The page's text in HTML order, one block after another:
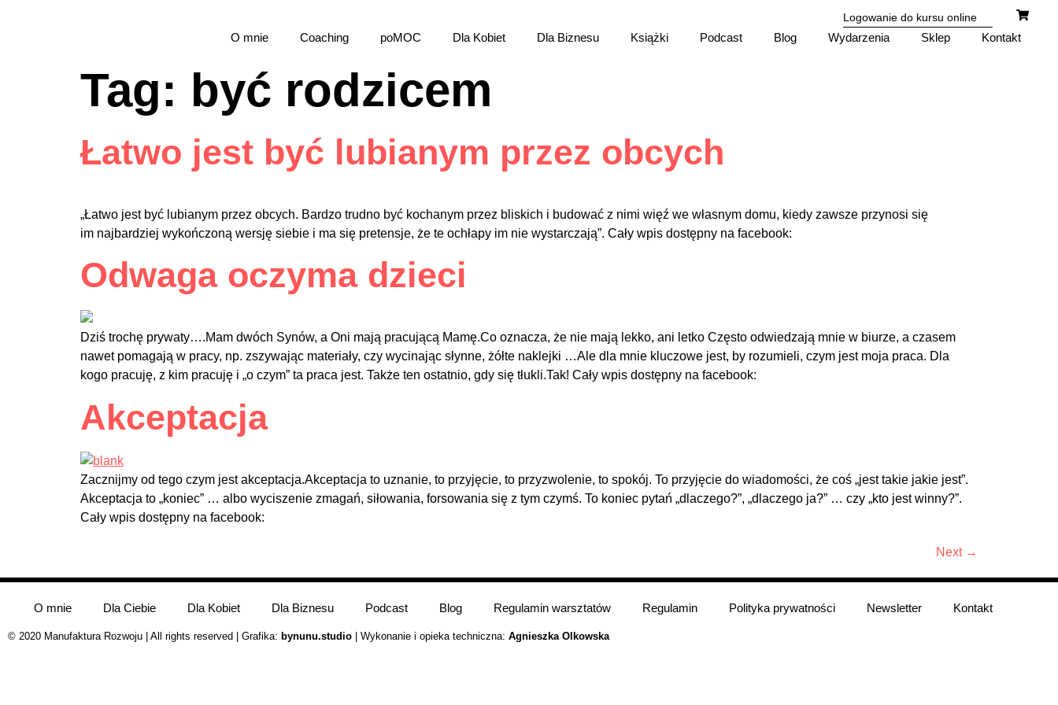
Logowanie do kursu online
O mnie Coaching poMOC Dla Kobiet Dla Biznesu Książki Podcast Blog Wydarzenia Sklep Kontakt
Tag: być rodzicem
Łatwo jest być lubianym przez obcych
„Łatwo jest być lubianym przez obcych. Bardzo trudno być kochanym przez bliskich i budować z nimi więź we własnym domu, kiedy zawsze przynosi się
im najbardziej wykończoną wersję siebie i ma się pretensje, że te ochłapy im nie wystarczają”. Cały wpis dostępny na facebook:
Odwaga oczyma dzieci
Dziś trochę prywaty….Mam dwóch Synów, a Oni mają pracującą Mamę.Co oznacza, że nie mają lekko, ani letko Często odwiedzają mnie w biurze, a czasem
nawet pomagają w pracy, np. zszywając materiały, czy wycinając słynne, żółte naklejki …Ale dla mnie kluczowe jest, by rozumieli, czym jest moja praca. Dla
kogo pracuję, z kim pracuję i „o czym” ta praca jest. Także ten ostatnio, gdy się tłukli.Tak! Cały wpis dostępny na facebook:
Akceptacja
Zacznijmy od tego czym jest akceptacja.Akceptacja to uznanie, to przyjęcie, to przyzwolenie, to spokój. To przyjęcie do wiadomości, że coś „jest takie jakie jest”.
Akceptacja to „koniec” … albo wyciszenie zmagań, siłowania, forsowania się z tym czymś. To koniec pytań „dlaczego?”, „dlaczego ja?” … czy „kto jest winny?”.
Cały wpis dostępny na facebook:
Next →
O mnie Dla Ciebie Dla Kobiet Dla Biznesu Podcast Blog Regulamin warsztatów Regulamin Polityka prywatności Newsletter Kontakt
© 2020 Manufaktura Rozwoju | All rights reserved | Grafika: bynunu.studio | Wykonanie i opieka techniczna: Agnieszka Olkowska